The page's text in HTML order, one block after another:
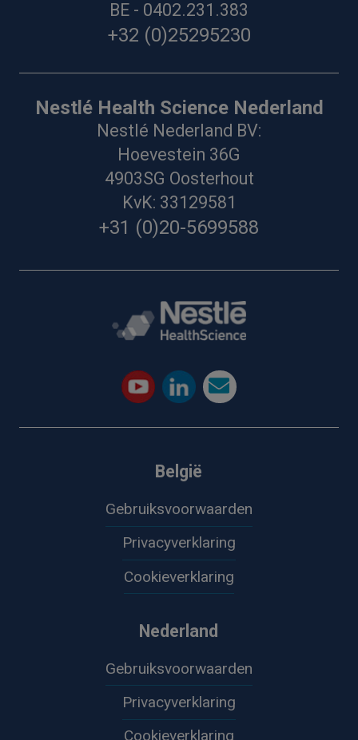
BE - 0402.231.383
+32 (0)25295230
Nestlé Health Science Nederland
Nestlé Nederland BV:
Hoevestein 36G
4903SG Oosterhout
KvK: 33129581
+31 (0)20-5699588
België
Gebruiksvoorwaarden
Privacyverklaring
Cookieverklaring
Nederland
Gebruiksvoorwaarden
Privacyverklaring
Cookieverklaring